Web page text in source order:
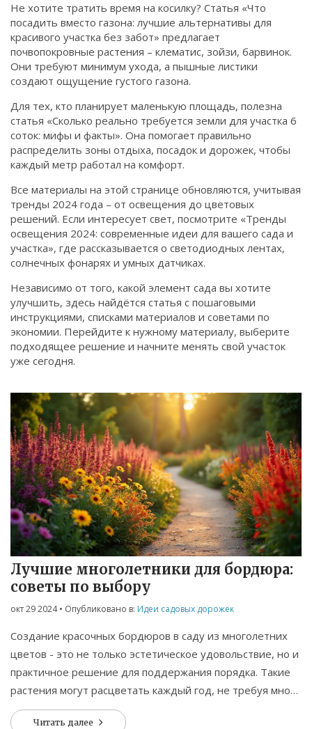
Не хотите тратить время на косилку? Статья «Что
посадить вместо газона: лучшие альтернативы для
красивого участка без забот» предлагает
почвопокровные растения – клематис, зойзи, барвинок.
Они требуют минимум ухода, а пышные листики
создают ощущение густого газона.
Для тех, кто планирует маленькую площадь, полезна
статья «Сколько реально требуется земли для участка 6
соток: мифы и факты». Она помогает правильно
распределить зоны отдыха, посадок и дорожек, чтобы
каждый метр работал на комфорт.
Все материалы на этой странице обновляются, учитывая
тренды 2024 года – от освещения до цветовых
решений. Если интересует свет, посмотрите «Тренды
освещения 2024: современные идеи для вашего сада и
участка», где рассказывается о светодиодных лентах,
солнечных фонарях и умных датчиках.
Независимо от того, какой элемент сада вы хотите
улучшить, здесь найдётся статья с пошаговыми
инструкциями, списками материалов и советами по
экономии. Перейдите к нужному материалу, выберите
подходящее решение и начните менять свой участок
уже сегодня.
Лучшие многолетники для бордюра:
советы по выбору
окт 29 2024• Опубликовано в: Идеи садовых дорожек
Создание красочных бордюров в саду из многолетних
цветов - это не только эстетическое удовольствие, но и
практичное решение для поддержания порядка. Такие
растения могут расцветать каждый год, не требуя много
ухода, и сохранять свою привлекательность на
Читать далее